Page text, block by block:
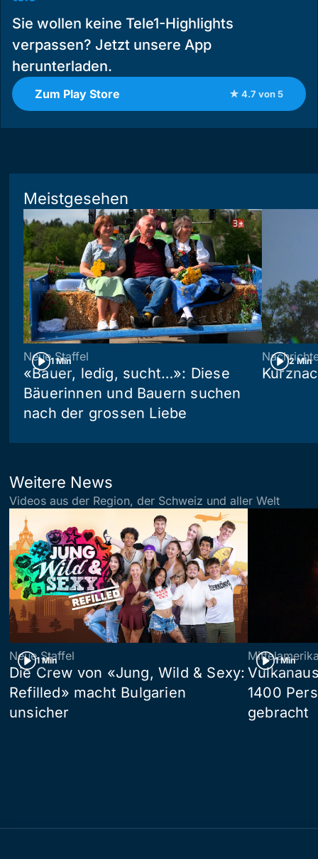
Sie wollen keine Tele1-Highlights
verpassen? Jetzt unsere App
herunterladen.
Zum Play Store ★ 4.7 von 5
Meistgesehen
1 Min
Neue Staffel
«Bauer, ledig, sucht…»: Diese
Bäuerinnen und Bauern suchen
nach der grossen Liebe
2 Min
Weitere News
Videos aus der Region, der Schweiz und aller Welt
1 Min
Neue Staffel
Die Crew von «Jung, Wild & Sexy:
Refilled» macht Bulgarien
unsicher
1 Min
1400
gebracht